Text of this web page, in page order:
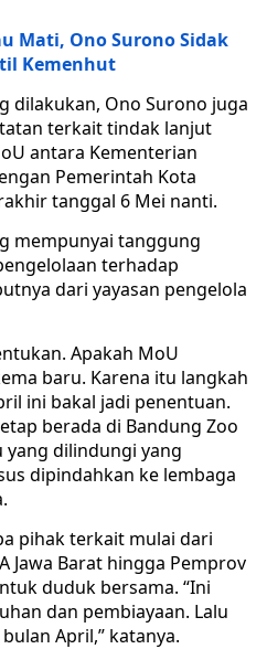
Mati, Ono Surono Sidak
Kemenhut
dilakukan, Ono Surono juga
terkait tindak lanjut
antara Kementerian
Pemerintah Kota
tanggal 6 Mei nanti.
mempunyai tanggung
terhadap
dari yayasan pengelola
Apakah MoU
baru. Karena itu langkah
ini bakal jadi penentuan.
berada di Bandung Zoo
dilindungi yang
dipindahkan ke lembaga
pihak terkait mulai dari
Jawa Barat hingga Pemprov
duduk bersama. “Ini
dan pembiayaan. Lalu
April,” katanya.